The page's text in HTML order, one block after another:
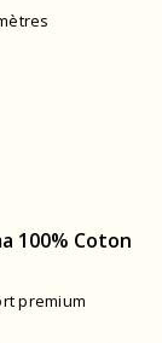
100% Coton
premium